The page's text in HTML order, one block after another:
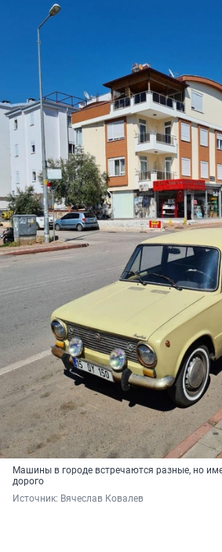
Машины в городе встречаются разные, но
дорого
Источник: Вячеслав Ковалев